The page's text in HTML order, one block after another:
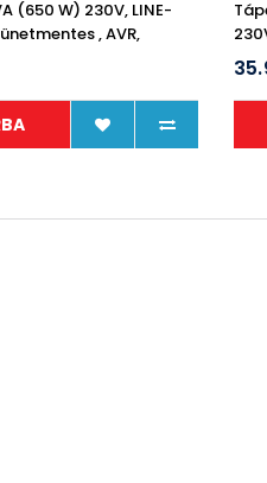
(650 W) 230V, LINE-
, AVR,